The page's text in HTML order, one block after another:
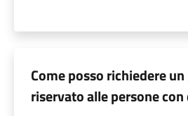
Come posso richiedere
riservato alle persone